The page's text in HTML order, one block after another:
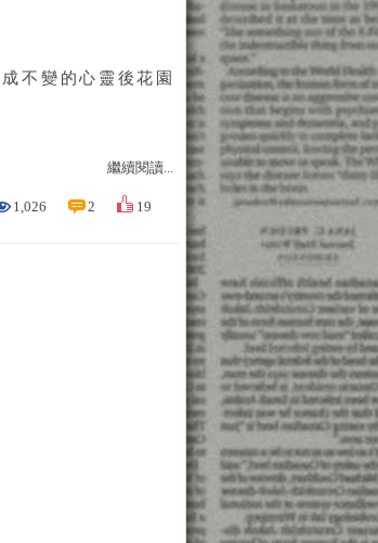
變的心靈後花園
繼續閱讀...
1,026 2 19